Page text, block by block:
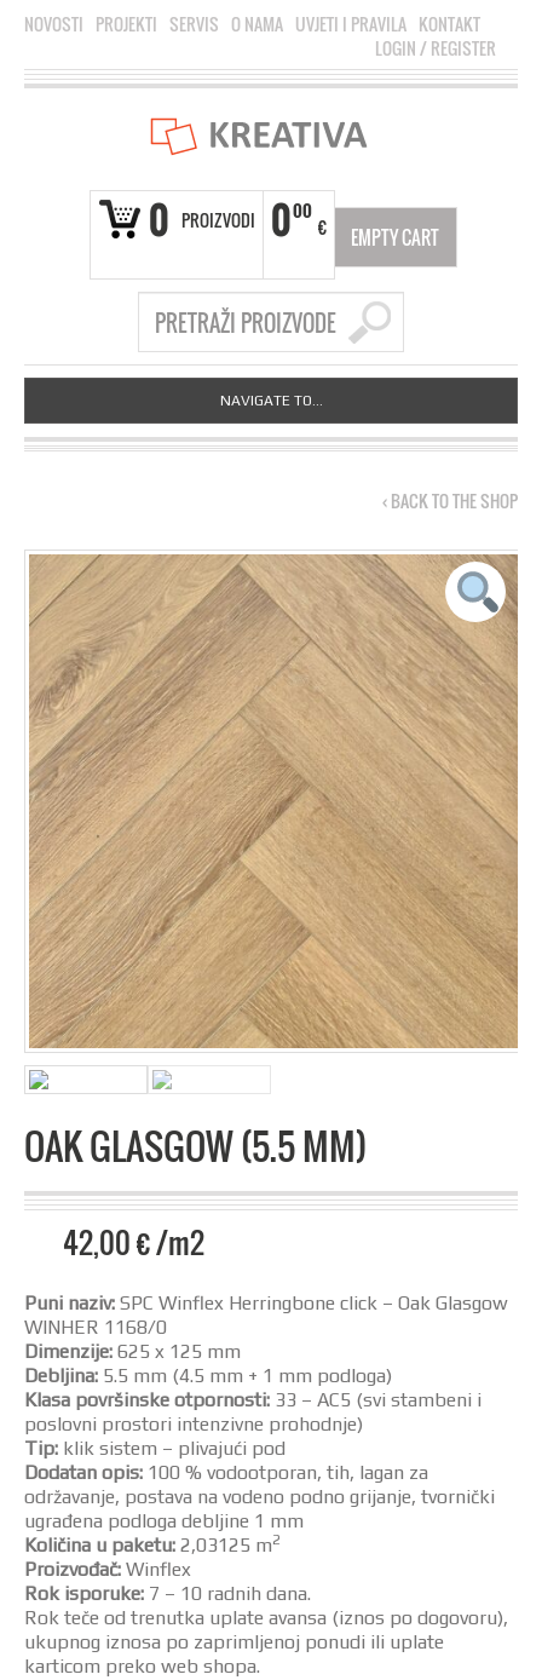
NOVOSTI PROJEKTI SERVIS O NAMA UVJETI I PRAVILA KONTAKT
LOGIN/REGISTER
0 PROIZVODI 000
€ EMPTY CART
NAVIGATE TO...
‹ BACK TO THE SHOP
OAK GLASGOW (5.5 MM)
42,00€/m2
Puni naziv: SPC Winflex Herringbone click – Oak Glasgow
WINHER 1168/0
Dimenzije: 625 x 125 mm
Debljina: 5.5 mm (4.5 mm + 1 mm podloga)
Klasa površinske otpornosti: 33 – AC5 (svi stambeni i
poslovni prostori intenzivne prohodnje)
Tip: klik sistem – plivajući pod
Dodatan opis: 100 % vodootporan, tih, lagan za
održavanje, postava na vodeno podno grijanje, tvornički
ugrađena podloga debljine 1 mm
Količina u paketu: 2,03125 m2
Proizvođač: Winflex
Rok isporuke: 7 – 10 radnih dana.
Rok teče od trenutka uplate avansa (iznos po dogovoru),
ukupnog iznosa po zaprimljenoj ponudi ili uplate
karticom preko web shopa.